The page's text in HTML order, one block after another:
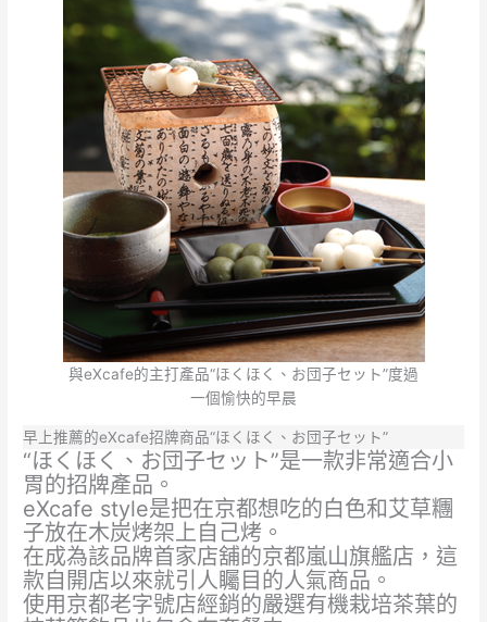
與eXcafe的主打產品“ほくほく、お団子セット”度過
一個愉快的早晨
早上推薦的eXcafe招牌商品“ほくほく、お団子セット”
“ほくほく、お団子セット”是一款非常適合小
胃的招牌產品。
eXcafe style是把在京都想吃的白色和艾草糰
子放在木炭烤架上自己烤。
在成為該品牌首家店舖的京都嵐山旗艦店，這
款自開店以來就引人矚目的人氣商品。
使用京都老字號店經銷的嚴選有機栽培茶葉的